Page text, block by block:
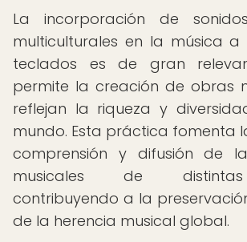
La incorporación de
multiculturales en la música
teclados es de gran
permite la creación de obras
reflejan la riqueza y
mundo. Esta práctica fomenta
comprensión y difusión de
musicales de
contribuyendo a la
de la herencia musical global.